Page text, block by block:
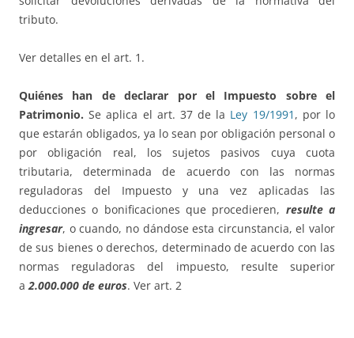
tributo.
Ver detalles en el art. 1.
Quiénes han de declarar por el Impuesto sobre el
Patrimonio.Se aplica el art. 37 de la Ley 19/1991 , por lo
que estarán obligados, ya lo sean por obligación personal o
por obligación real, los sujetos pasivos cuya cuota
tributaria, determinada de acuerdo con las normas
reguladoras del Impuesto y una vez aplicadas las
deducciones o bonificaciones que procedieren, resulte a
ingresar, o cuando, no dándose esta circunstancia, el valor
de sus bienes o derechos, determinado de acuerdo con las
normas reguladoras del impuesto, resulte superior
a 2.000.000 de euros. Ver art. 2